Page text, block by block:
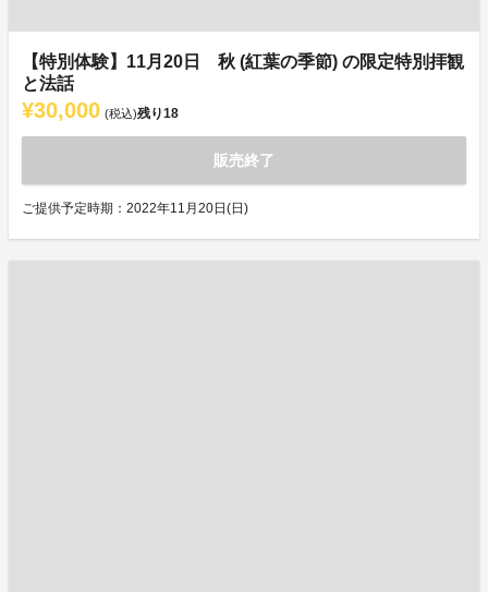
【特別体験】11月20日 秋 (紅葉の季節) の限定特別拝観
と法話
¥30,000 (税込)残り18
販売終了
ご提供予定時期：2022年11月20日(日)